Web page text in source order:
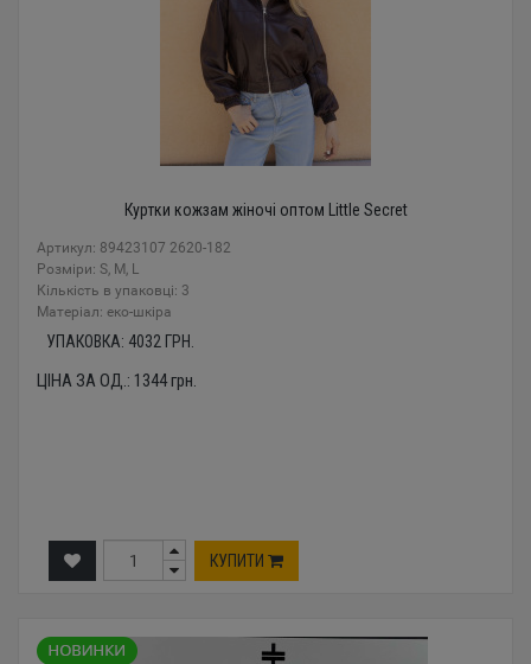
Куртки кожзам жіночі оптом Little Secret
Артикул: 89423107 2620-182
Розміри: S, M, L
Кількість в упаковці: 3
Mатеріал: еко-шкіра
УПАКОВКА: 4032 ГРН.
ЦІНА ЗА ОД.: 1344грн.
КУПИТИ